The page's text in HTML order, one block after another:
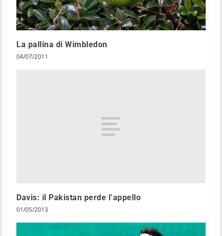
La pallina di Wimbledon
04/07/2011
Davis: il Pakistan perde l’appello
01/05/2013